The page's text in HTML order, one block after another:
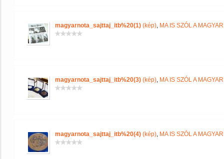
magyarnota_sajttaj_itb%20(1) (kép), MA IS SZÓL A
magyarnota_sajttaj_itb%20(3) (kép), MA IS SZÓL A
magyarnota_sajttaj_itb%20(4) (kép), MA IS SZÓL A